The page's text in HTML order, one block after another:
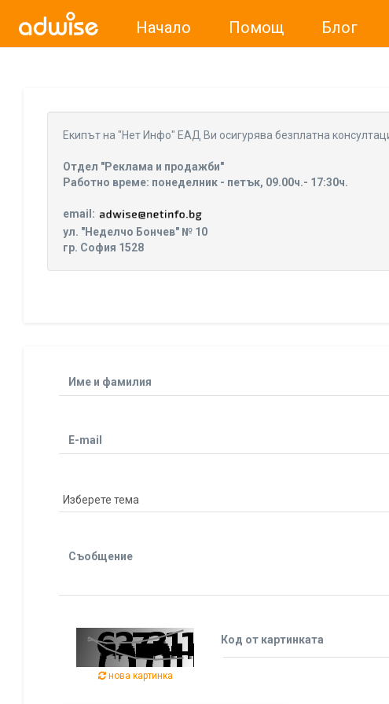
Начало Помощ Блог
Уважаеми рекламодатели, с настоящото съобщение бихме
Eкипът на "Нет Инфо" ЕАД Ви осигурява безплатна
Отдел "Реклама и продажби"
Работно време: понеделник - петък, 09.00ч.- 17:30ч.
email:
ул. "Неделчо Бончев" № 10
гр. София 1528
Име и фамилия
E-mail
Съобщение
нова картинка
Код от картинката